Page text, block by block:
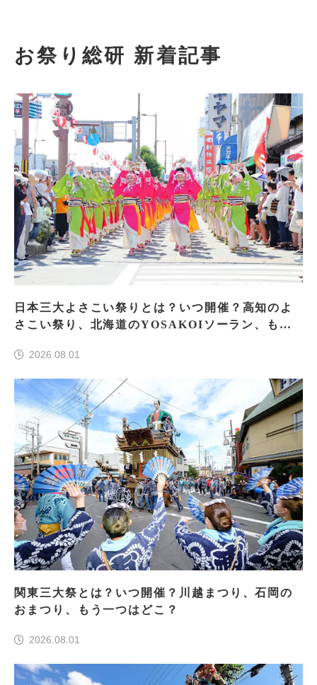
お祭り総研 新着記事
日本三大よさこい祭りとは？いつ開催？高知のよ
さこい祭り、北海道のYOSAKOIソーラン、もう
2026.08.01
関東三大祭とは？いつ開催？川越まつり、石岡の
おまつり、もう一つはどこ？
2026.08.01